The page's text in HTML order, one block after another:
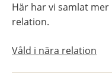
Här har vi samlat
relation.
Våld i nära relation